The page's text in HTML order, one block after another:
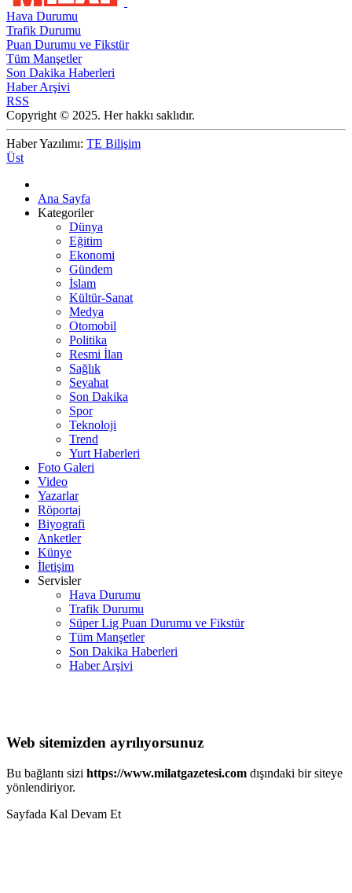
Hava Durumu
Trafik Durumu
Puan Durumu ve Fikstür
Tüm Manşetler
Son Dakika Haberleri
Haber Arşivi
RSS
Copyright © 2025. Her hakkı saklıdır.
Haber Yazılımı: TE Bilişim
Üst
Ana Sayfa
Kategoriler
Dünya
Eğitim
Ekonomi
Gündem
İslam
Kültür-Sanat
Medya
Otomobil
Politika
Resmi İlan
Sağlık
Seyahat
Son Dakika
Spor
Teknoloji
Trend
Yurt Haberleri
Foto Galeri
Video
Yazarlar
Röportaj
Biyografi
Anketler
Künye
İletişim
Servisler
Hava Durumu
Trafik Durumu
Süper Lig Puan Durumu ve Fikstür
Tüm Manşetler
Son Dakika Haberleri
Haber Arşivi
Web sitemizden ayrılıyorsunuz
Bu bağlantı sizi https://www.milatgazetesi.com dışındaki bir siteye
yönlendiriyor.
Sayfada Kal Devam Et